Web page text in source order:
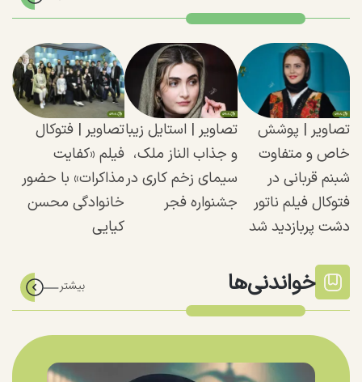
تصاویر | پوشش
خاص و متفاوت
شبنم قربانی در
فتوکال فیلم ناتور
دشت پربازدید شد
تصاویر | استایل زیبا
و جذاب الناز ملک،
سیمای زخم کاری در
جشنواره فجر
تصاویر | فتوکال
فیلم «کفایت
مذاکرات» با حضور
خانوادگی محسن
کیایی
خواندنی‌ها